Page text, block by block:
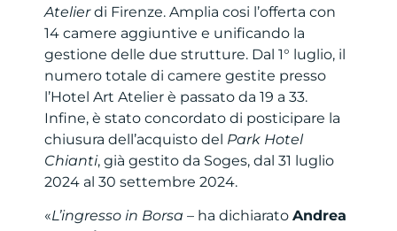
Atelierdi Firenze. Amplia cosi l’offerta con
14 camere aggiuntive e unificando la
gestione delle due strutture. Dal 1° luglio, il
numero totale di camere gestite presso
l’Hotel Art Atelier è passato da 19 a 33.
Infine, è stato concordato di posticipare la
chiusura dell’acquisto del Park Hotel
Chianti, già gestito da Soges, dal 31 luglio
2024 al 30 settembre 2024.
«L’ingresso in Borsa – ha dichiarato Andrea